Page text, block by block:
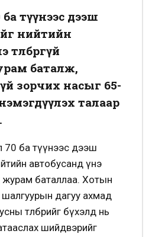
ба түүнээс дээш
нийтийн
баталж,
зорчих насыг 65-
талаар
70 ба түүнээс дээш
автобусанд үнэ
журам баталлаа. Хотын
дагуу ахмад
төлбөрийг бүхэлд нь
шийдвэрийг